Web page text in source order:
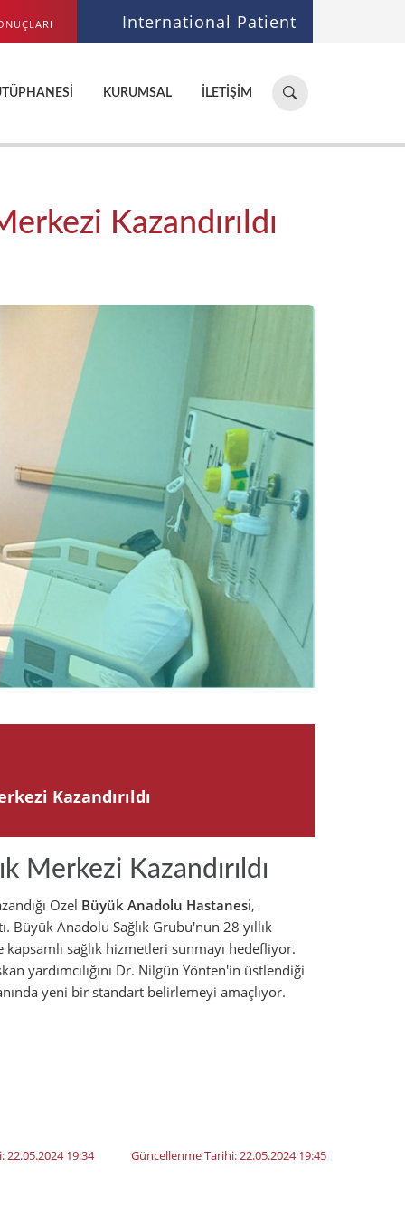
International Patient
Hastane,
doktor,
ara...
KURUMSAL İLETIŞIM
Kazandırıldı
2024
Kazandırıldı
Merkezi Kazandırıldı
Özel Büyük Anadolu Hastanesi,
Büyük Anadolu Sağlık Grubu'nun 28 yıllık
sağlık hizmetleri sunmayı hedefliyor.
yardımcılığını Dr. Nilgün Yönten'in üstlendiği
yeni bir standart belirlemeyi amaçlıyor.
Güncellenme Tarihi:22.05.2024 19:45
22.05.2024 19:34